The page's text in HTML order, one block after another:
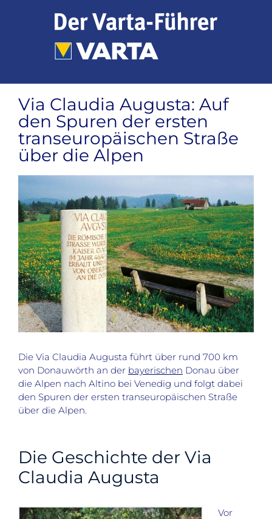
Via Claudia Augusta: Auf
den Spuren der ersten
transeuropäischen Straße
über die Alpen
Bild
Die Via Claudia Augusta führt über rund 700 km
von Donauwörth an der bayerischen Donau über
die Alpen nach Altino bei Venedig und folgt dabei
den Spuren der ersten transeuropäischen Straße
über die Alpen.
Die Geschichte der Via
Claudia Augusta
Vor